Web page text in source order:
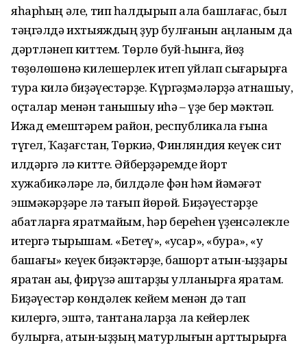
яһарһың әле, тип һалдырып ала башлағас, был
тәңгәлдә ихтыяждың ҙур булғанын аңланым да
дәртләнеп киттем. Төрлө буй-һынға, йөҙ
төҙөлөшөнә килешерлек итеп уйлап сығарырға
тура килә биҙәүестәрҙе. Күргәҙмәләрҙә ҡатнашыу,
оҫталар менән танышыу иһә – үҙе бер мәктәп.
Ижад емеш­тәрем район, республикала ғына
түгел, Ҡаҙағстан, Төркиә, Финляндия кеүек сит
илдәргә лә китте. Әйбер­ҙәремде йорт
хужабикәләре лә, билдәле фән һәм йәмәғәт
эшмә­кәрҙәре лә тағып йөрөй. Биҙәүес­тәрҙе
ҡабатларға яратмайым, һәр береһен үҙенсәлекле
итергә ты­рышам. «Бетеү», «ҡусҡар», «бура», «уҡ
башағы» кеүек биҙәктәрҙе, башҡорт ҡатын-ҡыҙҙары
яратҡан аҡыҡ, фирүзә ҡаштарҙы ҡулланырға яратам.
Биҙәүестәр көндәлек кейем менән дә тап
килергә, эштә, тантаналарҙа ла кейерлек
булырға, ҡатын-ҡыҙҙың матурлығын арттырырға